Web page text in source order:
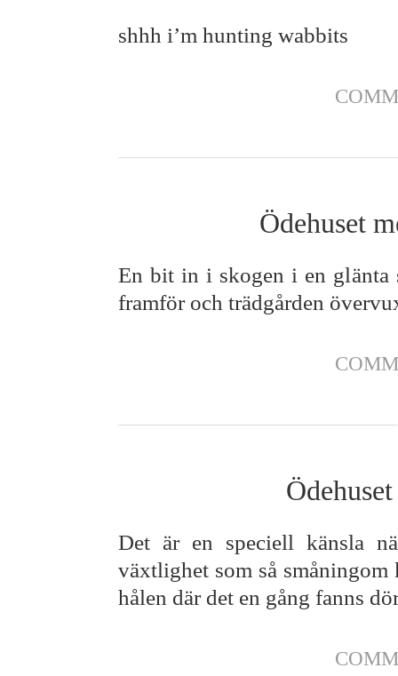
shhh i’m hunting wabbits
Ödehuset
En bit in i skogen i en glänta
framför och trädgården
Det är en speciell känsla
växtlighet som så småningom
hålen där det en gång fanns